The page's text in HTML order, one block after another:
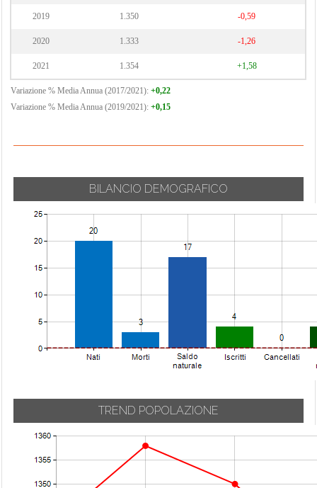
2019 1.350 -0,59
2020 1.333 -1,26
2021 1.354 +1,58
Variazione % Media Annua (2017/2021): +0,22
Variazione % Media Annua (2019/2021): +0,15
BILANCIO DEMOGRAFICO
TREND POPOLAZIONE